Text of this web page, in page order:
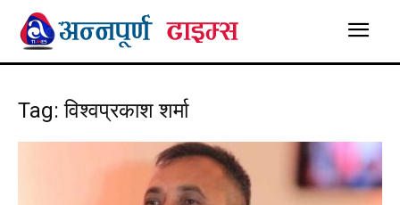
Tag: विश्वप्रकाश शर्मा